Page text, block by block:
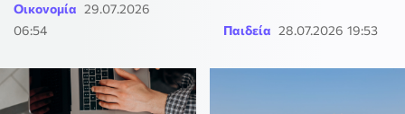
Οικονομία 29.07.2026
06:54
Παιδεία 28.07.2026 19:53